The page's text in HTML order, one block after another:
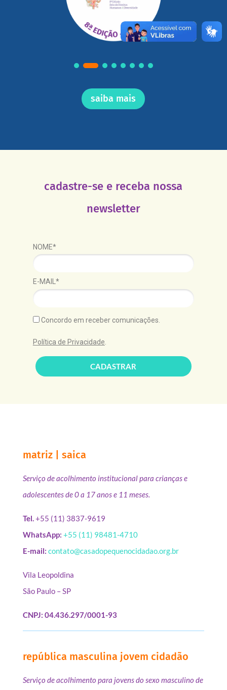
saiba mais
cadastre-se e receba nossa
newsletter
NOME*
E-MAIL*
Concordo em receber comunicações.
Política de Privacidade
CADASTRAR
matriz | saica
Serviço de acolhimento institucional para crianças e
adolescentes de 0 a 17 anos e 11 meses.
Tel.+55 (11) 3837-9619
WhatsApp: +55 (11) 98481-4710
E-mail: contato@casadopequenocidadao.org.br
Vila Leopoldina
São Paulo – SP
CNPJ: 04.436.297/0001-93
república masculina jovem cidadão
Serviço de acolhimento para jovens do sexo masculino de